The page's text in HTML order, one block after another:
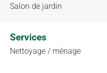
Salon de jardin
Services
Nettoyage / ménage